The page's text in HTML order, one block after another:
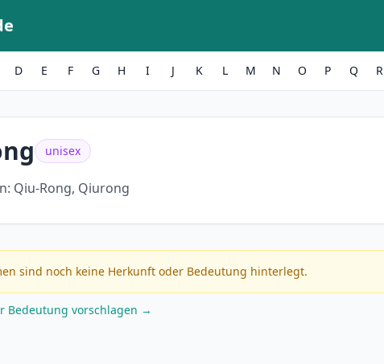
D E F G H I J K L M N O P Q R
unisex
Qiu-Rong, Qiurong
sind noch keine Herkunft oder Bedeutung hinterlegt.
Bedeutung vorschlagen →